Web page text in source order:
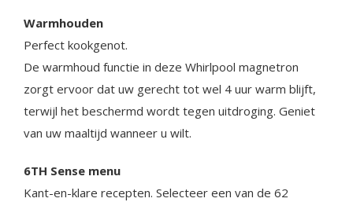
Warmhouden
Perfect kookgenot.
De warmhoud functie in deze Whirlpool magnetron
zorgt ervoor dat uw gerecht tot wel 4 uur warm blijft,
terwijl het beschermd wordt tegen uitdroging. Geniet
van uw maaltijd wanneer u wilt.
6TH Sense menu
Kant-en-klare recepten. Selecteer een van de 62